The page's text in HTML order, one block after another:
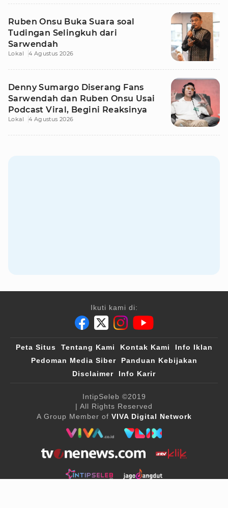
Ruben Onsu Buka Suara soal
Tudingan Selingkuh dari
Sarwendah
Lokal 4 Agustus 2026
Denny Sumargo Diserang Fans
Sarwendah dan Ruben Onsu Usai
Podcast Viral, Begini Reaksinya
Lokal 4 Agustus 2026
Ikuti kami di:
Peta Situs Tentang Kami Kontak Kami
Info Iklan
Pedoman Media Siber
Panduan Kebijakan
Disclaimer
Info Karir
IntipSeleb ©2019
| All Rights Reserved
A Group Member of VIVA Digital Network